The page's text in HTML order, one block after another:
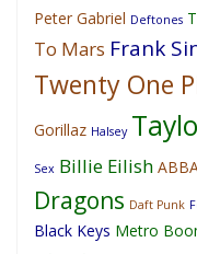
Peter Gabriel Deftones
To Mars Frank
Twenty One
Gorillaz Halsey
Sex Billie Eilish
Dragons Daft Punk
Black Keys Metro